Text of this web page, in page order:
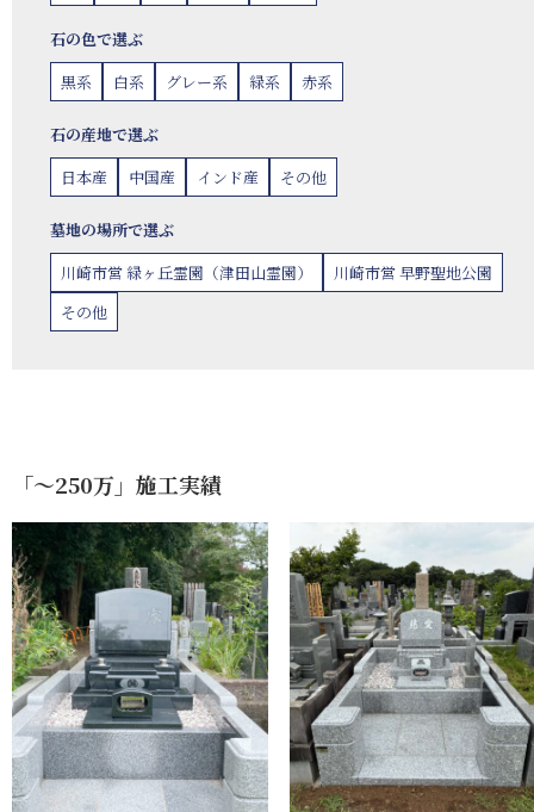
石の色で選ぶ
黒系
白系 グレー系 緑系 赤系
石の産地で選ぶ
日本産
中国産 インド産 その他
墓地の場所で選ぶ
川崎市営 緑ヶ丘霊園（津田山霊園）
川崎市営 早野聖地公園
その他
「〜250万」施工実績